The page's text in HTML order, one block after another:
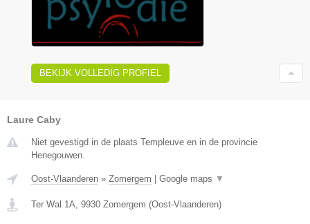
BEKIJK VOLLEDIG PROFIEL
Laure Caby
Niet gevestigd in de plaats Templeuve en in de provincie
Henegouwen.
Oost-Vlaanderen » Zomergem Google maps ▼
Ter Wal 1A, 9930 Zomergem (Oost-Vlaanderen)